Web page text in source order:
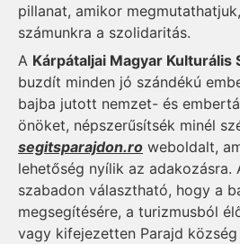
pillanat, amikor
számunkra a szolidaritás.
A Kárpátaljai Magyar Kulturális
buzdít minden jó szándékú
bajba jutott nemzet- és
önöket, népszerűsítsék minél
segitsparajdon.ro weboldalt,
lehetőség nyílik az adakozásra.
szabadon választható, hogy a
megsegítésére, a turizmusból
vagy kifejezetten Parajd